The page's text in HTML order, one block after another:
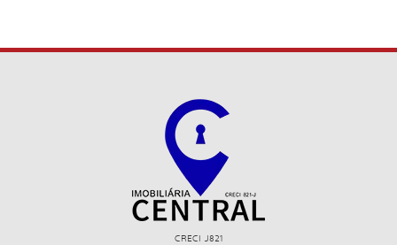
CRECI J821